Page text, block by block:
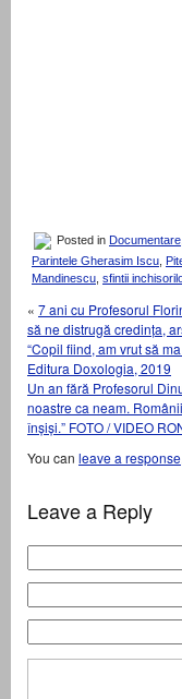
Posted in Documentare
Parintele Gherasim Iscu,
Mandinescu, sfintii
« 7 ani cu Profesorul
să ne distrugă credința,
“Copil fiind, am vrut să
Editura Doxologia, 2019
Un an fără Profesorul
noastre ca neam.
înșiși.” FOTO / VIDEO
You can leave a response
Leave a Reply